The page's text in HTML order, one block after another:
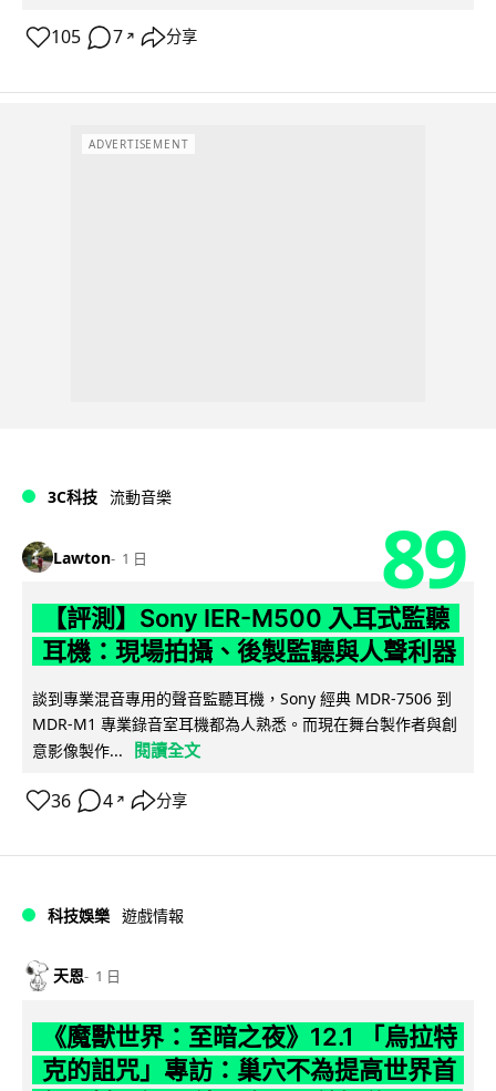
105 7 ↗ 分享
ADVERTISEMENT
3C科技 流動音樂
Lawton 1 日 89
【評測】Sony IER-M500 入耳式監聽
耳機：現場拍攝、後製監聽與人聲利器
談到專業混音專用的聲音監聽耳機，Sony 經典 MDR-7506 到
MDR-M1 專業錄音室耳機都為人熟悉。而現在舞台製作者與創
意影像製作...
閱讀全文
36 4 ↗ 分享
科技娛樂 遊戲情報
天恩 1 日
《魔獸世界：至暗之夜》12.1 「烏拉特
克的詛咒」專訪：巢穴不為提高世界首